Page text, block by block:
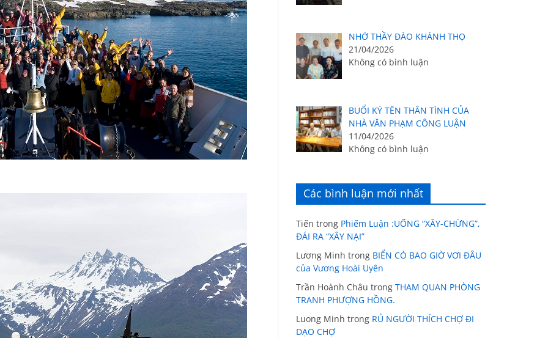
NHỚ THẦY ĐÀO KHÁNH THỌ
21/04/2026
Không có bình luận
BUỔI KÝ TÊN THÂN TÌNH CỦA
NHÀ VĂN PHẠM CÔNG LUẬN
11/04/2026
Không có bình luận
Các bình luận mới nhất
Tiến trong Phiếm Luận :UỐNG “XÂY-CHỪNG”,
ĐÁI RA “XÂY NẠI”
Lương Minh trong BIỂN CÓ BAO GIỜ VƠI ĐÂU
của Vương Hoài Uyên
Trần Hoành Châu trong THAM QUAN PHÒNG
TRANH PHƯỢNG HỒNG.
Luong Minh trong RỦ NGƯỜI THÍCH CHỢ ĐI
DẠO CHỢ